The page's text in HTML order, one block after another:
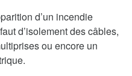
d’un incendie
d’isolement des câbles,
ou encore un